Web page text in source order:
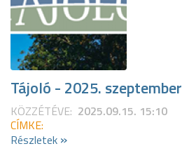
Tájoló - 2025. szeptember
KÖZZÉTÉVE: 2025.09.15. 15:10
CÍMKE:
Részletek »